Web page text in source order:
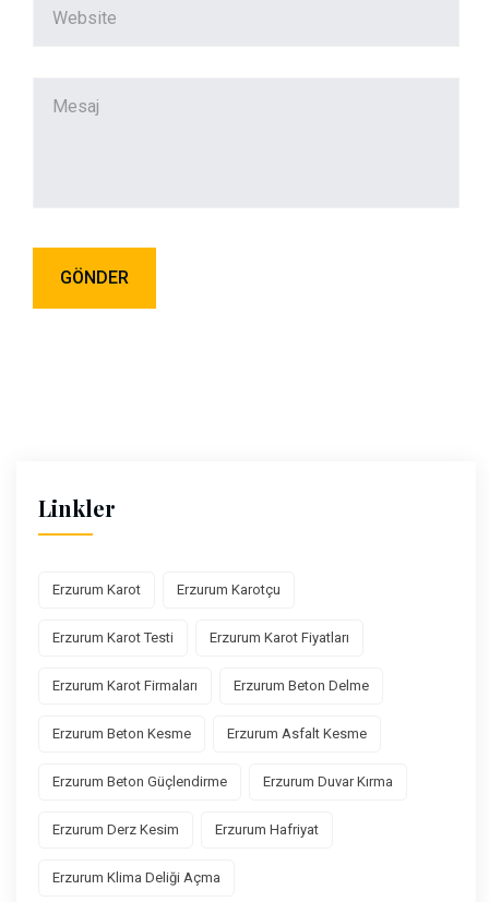
Linkler
Erzurum Karot Erzurum Karotçu
Erzurum Karot Testi Erzurum Karot Fiyatları
Erzurum Karot Firmaları Erzurum Beton Delme
Erzurum Beton Kesme Erzurum Asfalt Kesme
Erzurum Beton Güçlendirme Erzurum Duvar Kırma
Erzurum Derz Kesim Erzurum Hafriyat
Erzurum Klima Deliği Açma